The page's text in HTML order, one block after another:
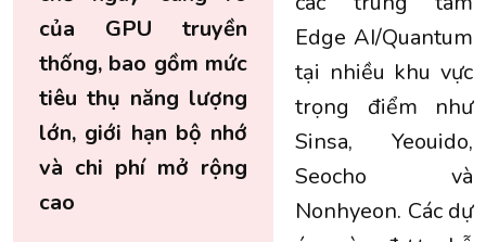
của GPU truyền
thống, bao gồm mức
tiêu thụ năng lượng
lớn, giới hạn bộ nhớ
và chi phí mở rộng
cao
Edge AI/Quantum
tại nhiều khu vực
trọng điểm như
Sinsa, Yeouido,
Seocho và
Nonhyeon. Các dự